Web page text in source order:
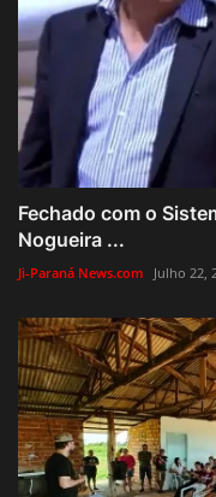
Fechado com o
Nogueira ...
Ji-Paraná News.com Julho 22,